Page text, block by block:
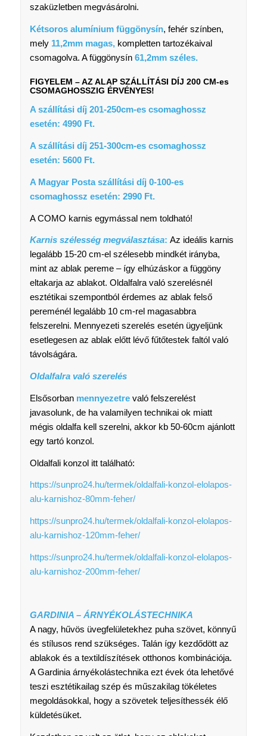
szaküzletben megvásárolni.
Kétsoros alumínium függönysín, fehér színben,
mely 11,2mm magas,kompletten tartozékaival
csomagolva. A függönysín 61,2mm széles.
FIGYELEM – AZ ALAP SZÁLLÍTÁSI DÍJ 200 CM-es
CSOMAGHOSSZIG ÉRVÉNYES!
A szállítási díj 201-250cm-es csomaghossz
esetén: 4990 Ft.
A szállítási díj 251-300cm-es csomaghossz
esetén: 5600 Ft.
A Magyar Posta szállítási díj 0-100-es
csomaghossz esetén: 2990 Ft.
A COMO karnis egymással nem toldható!
Karnis szélesség megválasztása: Az ideális karnis
legalább 15-20 cm-el szélesebb mindkét irányba,
mint az ablak pereme – így elhúzáskor a függöny
eltakarja az ablakot. Oldalfalra való szerelésnél
esztétikai szempontból érdemes az ablak felső
pereménél legalább 10 cm-rel magasabbra
felszerelni. Mennyezeti szerelés esetén ügyeljünk
esetlegesen az ablak előtt lévő fűtőtestek faltól való
távolságára.
Oldalfalra való szerelés
Elsősorbanmennyezetrevaló felszerelést
javasolunk, de ha valamilyen technikai ok miatt
mégis oldalfa kell szerelni, akkor kb 50-60cm ajánlott
egy tartó konzol.
Oldalfali konzol itt található:
https://sunpro24.hu/termek/oldalfali-konzol-elolapos-
alu-karnishoz-80mm-feher/
https://sunpro24.hu/termek/oldalfali-konzol-elolapos-
alu-karnishoz-120mm-feher/
https://sunpro24.hu/termek/oldalfali-konzol-elolapos-
alu-karnishoz-200mm-feher/
GARDINIA – ÁRNYÉKOLÁSTECHNIKA
A nagy, hűvös üvegfelületekhez puha szövet, könnyű
és stílusos rend szükséges. Talán így kezdődött az
ablakok és a textildíszítések otthonos kombinációja.
A Gardinia árnyékolástechnika ezt évek óta lehetővé
teszi esztétikailag szép és műszakilag tökéletes
megoldásokkal, hogy a szövetek teljesíthessék élő
küldetésüket.